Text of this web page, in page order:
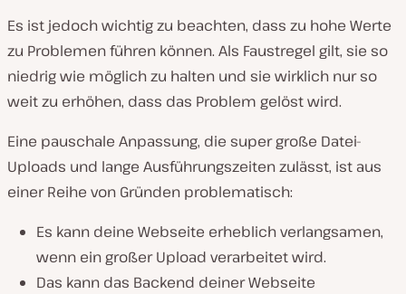
Es ist jedoch wichtig zu beachten, dass zu hohe Werte
zu Problemen führen können. Als Faustregel gilt, sie so
niedrig wie möglich zu halten und sie wirklich nur so
weit zu erhöhen, dass das Problem gelöst wird.
Eine pauschale Anpassung, die super große Datei-
Uploads und lange Ausführungszeiten zulässt, ist aus
einer Reihe von Gründen problematisch:
Es kann deine Webseite erheblich verlangsamen,
wenn ein großer Upload verarbeitet wird.
Das kann das Backend deiner Webseite